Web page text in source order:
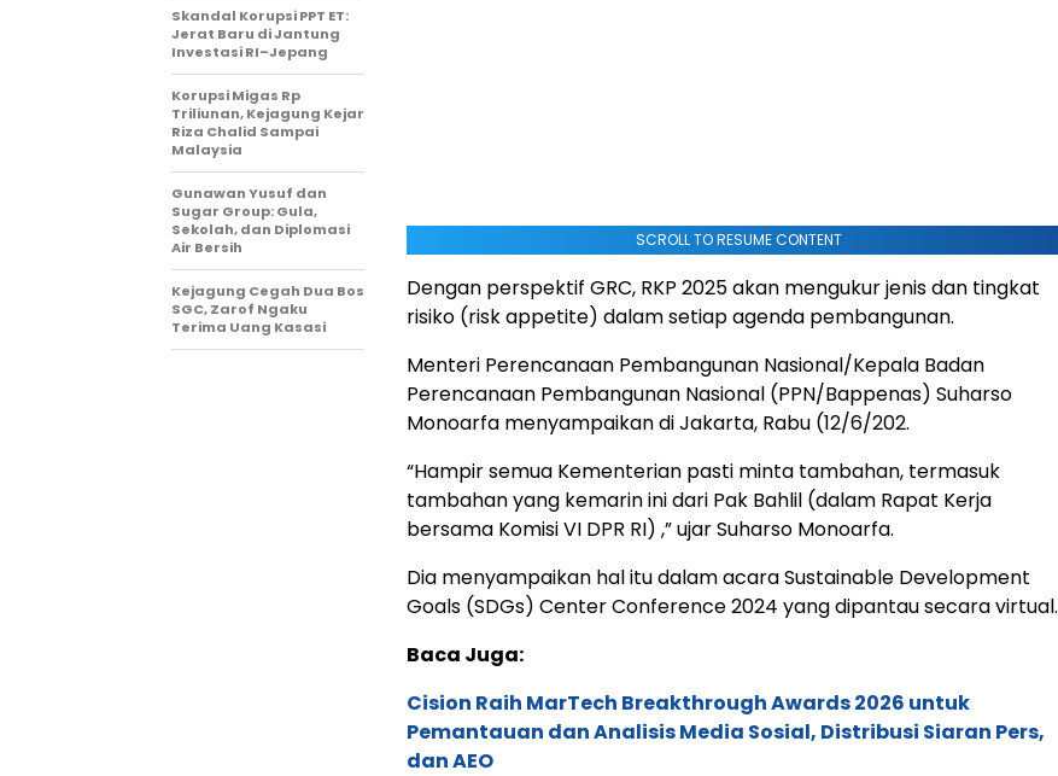
SCROLL TO RESUME CONTENT
Dengan perspektif GRC, RKP 2025 akan mengukur jenis dan tingkat
risiko (risk appetite) dalam setiap agenda pembangunan.
Menteri Perencanaan Pembangunan Nasional/Kepala Badan
Perencanaan Pembangunan Nasional (PPN/Bappenas) Suharso
Monoarfa menyampaikan di Jakarta, Rabu (12/6/202.
“Hampir semua Kementerian pasti minta tambahan, termasuk
tambahan yang kemarin ini dari Pak Bahlil (dalam Rapat Kerja
bersama Komisi VI DPR RI) ,” ujar Suharso Monoarfa.
Dia menyampaikan hal itu dalam acara Sustainable Development
Goals (SDGs) Center Conference 2024 yang dipantau secara virtual.
Baca Juga:
Cision Raih MarTech Breakthrough Awards 2026 untuk
Pemantauan dan Analisis Media Sosial, Distribusi Siaran Pers,
dan AEO
Skandal Korupsi PPT ET:
Jerat Baru di Jantung
Investasi RI–Jepang
Korupsi Migas Rp
Triliunan, Kejagung Kejar
Riza Chalid Sampai
Malaysia
Gunawan Yusuf dan
Sugar Group: Gula,
Sekolah, dan Diplomasi
Air Bersih
Kejagung Cegah Dua Bos
SGC, Zarof Ngaku
Terima Uang Kasasi